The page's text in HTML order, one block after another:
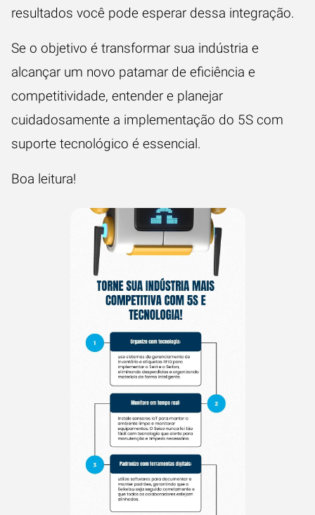
resultados você pode esperar dessa integração.
Se o objetivo é transformar sua indústria e
alcançar um novo patamar de eficiência e
competitividade, entender e planejar
cuidadosamente a implementação do 5S com
suporte tecnológico é essencial.
Boa leitura!